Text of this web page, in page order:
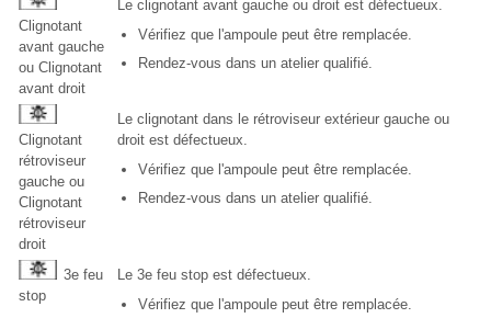
Clignotant
avant gauche
ou Clignotant
avant droit
Le clignotant avant gauche ou droit est défectueux.
Vérifiez que l'ampoule peut être remplacée.
Rendez-vous dans un atelier qualifié.
Clignotant
rétroviseur
gauche ou
Clignotant
rétroviseur
droit
Le clignotant dans le rétroviseur extérieur gauche ou
droit est défectueux.
Vérifiez que l'ampoule peut être remplacée.
Rendez-vous dans un atelier qualifié.
3e feu
stop
Le 3e feu stop est défectueux.
Vérifiez que l'ampoule peut être remplacée.